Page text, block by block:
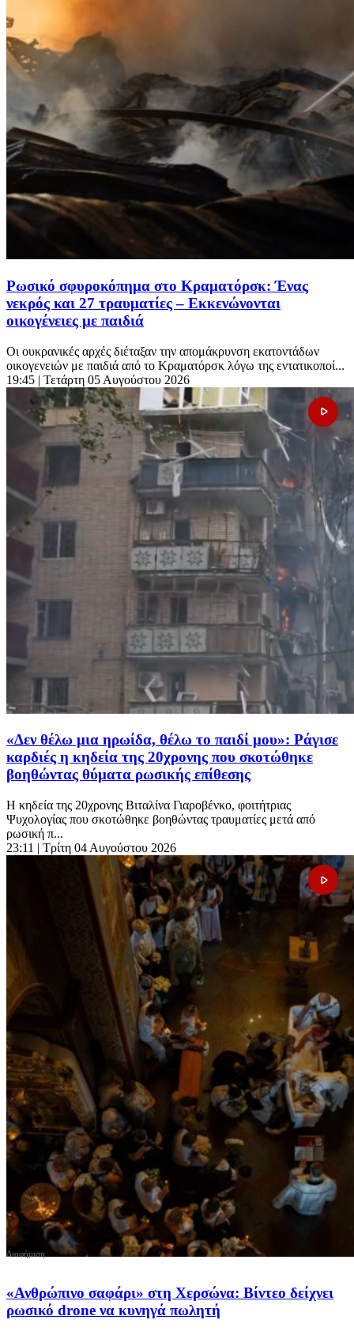
Ρωσικό σφυροκόπημα στο Κραματόρσκ: Ένας
νεκρός και 27 τραυματίες – Εκκενώνονται
οικογένειες με παιδιά
Οι ουκρανικές αρχές διέταξαν την απομάκρυνση εκατοντάδων
οικογενειών με παιδιά από το Κραματόρσκ λόγω της εντατικοποί...
19:45 | Τετάρτη 05 Αυγούστου 2026
«Δεν θέλω μια ηρωίδα, θέλω το παιδί μου»: Ράγισε
καρδιές η κηδεία της 20χρονης που σκοτώθηκε
βοηθώντας θύματα ρωσικής επίθεσης
Η κηδεία της 20χρονης Βιταλίνα Γιαροβένκο, φοιτήτριας
Ψυχολογίας που σκοτώθηκε βοηθώντας τραυματίες μετά από
ρωσική π...
23:11 | Τρίτη 04 Αυγούστου 2026
«Ανθρώπινο σαφάρι» στη Χερσώνα: Βίντεο δείχνει
ρωσικό drone να κυνηγά πωλητή